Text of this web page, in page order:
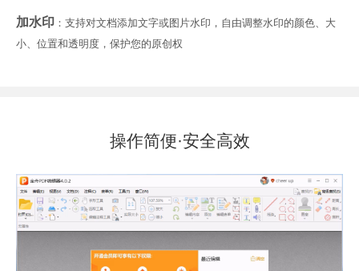
加水印 ：支持对文档添加文字或图片水印，自由调整水印的颜色、大
小、位置和透明度，保护您的原创权
操作简便·安全高效